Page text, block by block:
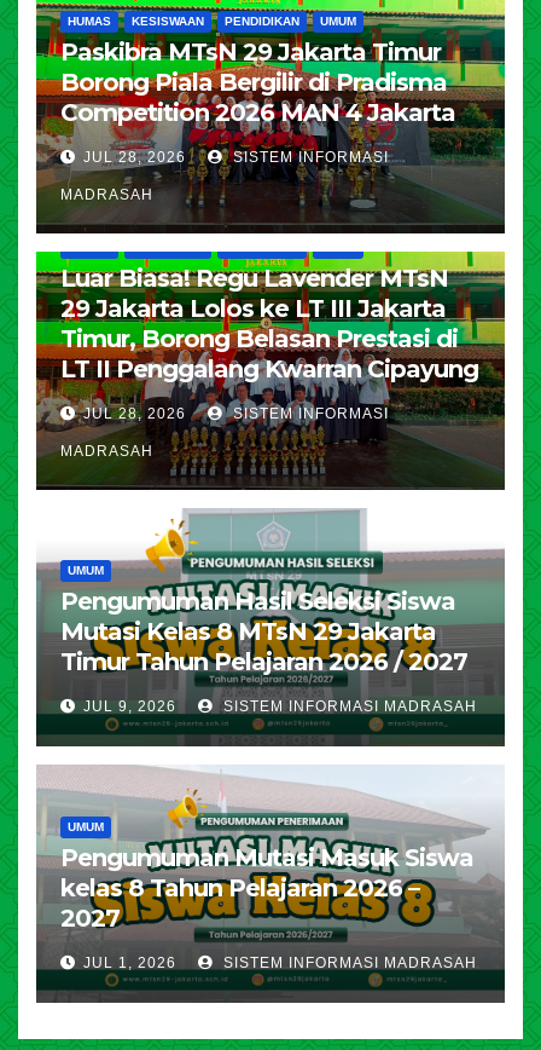
HUMAS KESISWAAN PENDIDIKAN UMUM
Paskibra MTsN 29 Jakarta Timur
Borong Piala Bergilir di Pradisma
Competition 2026 MAN 4 Jakarta
JUL 28, 2026 SISTEM INFORMASI
MADRASAH
Luar Biasa! Regu Lavender MTsN
29 Jakarta Lolos ke LT III Jakarta
Timur, Borong Belasan Prestasi di
LT II Penggalang Kwarran Cipayung
JUL 28, 2026 SISTEM INFORMASI
MADRASAH
UMUM
Pengumuman Hasil Seleksi Siswa
Mutasi Kelas 8 MTsN 29 Jakarta
Timur Tahun Pelajaran 2026 / 2027
JUL 9, 2026 SISTEM INFORMASI MADRASAH
UMUM
Pengumuman Mutasi Masuk Siswa
kelas 8 Tahun Pelajaran 2026 –
2027
JUL 1, 2026 SISTEM INFORMASI MADRASAH